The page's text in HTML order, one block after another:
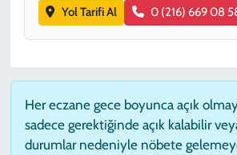
Yol Tarifi Al 0 (216) 669 08
Her eczane gece boyunca açık
sadece gerektiğinde açık kalabilir
durumlar nedeniyle nöbete